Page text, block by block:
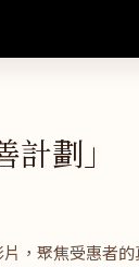
劃」
，聚焦受惠者